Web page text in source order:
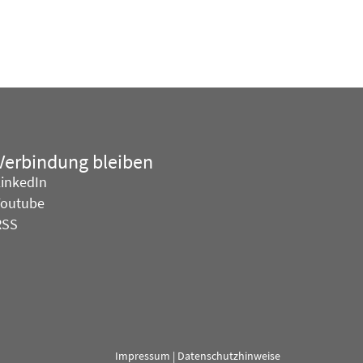
bleiben
Impressum | Datenschutzhinweise